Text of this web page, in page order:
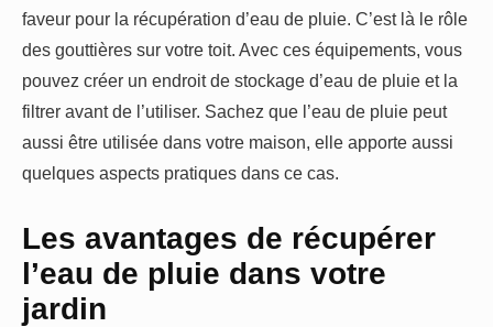
faveur pour la récupération d’eau de pluie. C’est là le rôle
des gouttières sur votre toit. Avec ces équipements, vous
pouvez créer un endroit de stockage d’eau de pluie et la
filtrer avant de l’utiliser. Sachez que l’eau de pluie peut
aussi être utilisée dans votre maison, elle apporte aussi
quelques aspects pratiques dans ce cas.
Les avantages de récupérer
l’eau de pluie dans votre
jardin